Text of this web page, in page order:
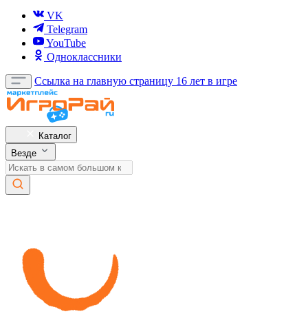
VK
Telegram
YouTube
Одноклассники
Ссылка на главную страницу 16 лет в игре
Каталог
Везде